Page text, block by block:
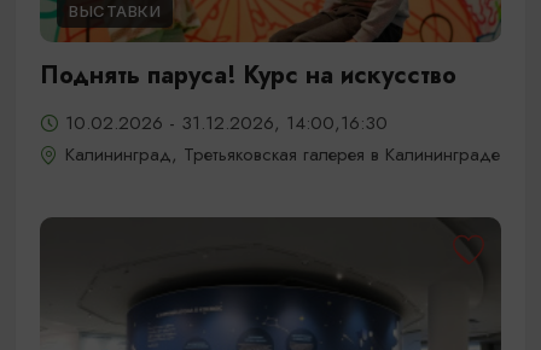
ВЫСТАВКИ
Поднять паруса! Курс на искусство
10.02.2026 - 31.12.2026, 14:00,16:30
Калининград, Третьяковская галерея в Калининграде